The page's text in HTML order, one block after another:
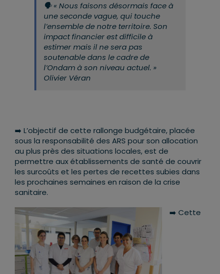
🗣 « Nous faisons désormais face à
une seconde vague, qui touche
l’ensemble de notre territoire. Son
impact financier est difficile à
estimer mais il ne sera pas
soutenable dans le cadre de
l’Ondam à son niveau actuel. »
Olivier Véran
➡️ L’objectif de cette rallonge budgétaire, placée
sous la responsabilité des ARS pour son allocation
au plus près des situations locales, est de
permettre aux établissements de santé de couvrir
les surcoûts et les pertes de recettes subies dans
les prochaines semaines en raison de la crise
sanitaire.
➡️ Cette